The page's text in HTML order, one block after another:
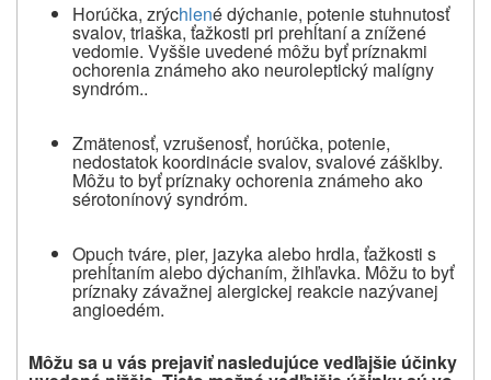
Horúčka, zrýchlené dýchanie, potenie stuhnutosť
svalov, triaška, ťažkosti pri prehĺtaní a znížené
vedomie. Vyššie uvedené môžu byť príznakmi
ochorenia známeho ako neuroleptický malígny
syndróm..
Zmätenosť, vzrušenosť, horúčka, potenie,
nedostatok koordinácie svalov, svalové zášklby.
Môžu to byť príznaky ochorenia známeho ako
sérotonínový syndróm.
Opuch tváre, pier, jazykaalebo hrdla, ťažkosti s
prehĺtanímalebo dýchaním, žihľavka. Môžu to byť
príznakyzávažnej alergickej reakcie nazývanej
angioedém.
Môžu sa u vás prejaviť nasledujúce vedľajšie účinky